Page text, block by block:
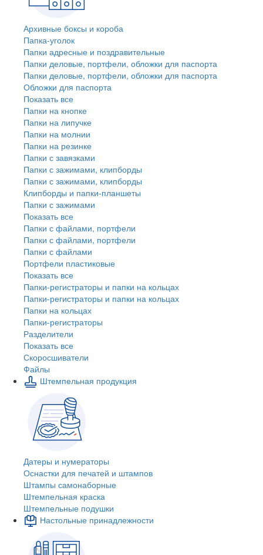
Архивные боксы и короба
Папка-уголок
Папки адресные и поздравительные
Папки деловые, портфели, обложки для паспорта
Папки деловые, портфели, обложки для паспорта
Обложки для паспорта
Показать все
Папки на кнопке
Папки на липучке
Папки на молнии
Папки на резинке
Папки с завязками
Папки с зажимами, клипборды
Папки с зажимами, клипборды
Клипборды и папки-планшеты
Папки с зажимами
Показать все
Папки с файлами, портфели
Папки с файлами, портфели
Папки с файлами
Портфели пластиковые
Показать все
Папки-регистраторы и папки на кольцах
Папки-регистраторы и папки на кольцах
Папки на кольцах
Папки-регистраторы
Разделители
Показать все
Скоросшиватели
Файлы
Штемпельная продукция
Датеры и нумераторы
Оснастки для печатей и штампов
Штампы самонаборные
Штемпельная краска
Штемпельные подушки
Настольные принадлежности